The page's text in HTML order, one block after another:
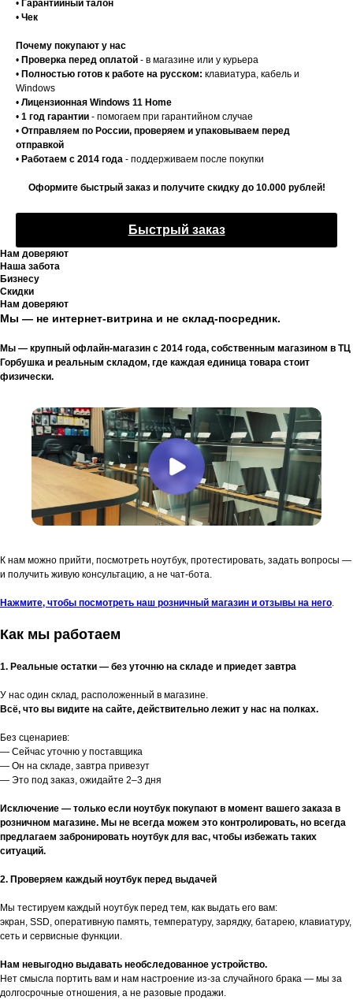
• Гарантийный талон
• Чек
Почему покупают у нас
• Проверка перед оплатой - в магазине или у курьера
• Полностью готов к работе на русском: клавиатура, кабель и
Windows
• Лицензионная Windows 11 Home
• 1 год гарантии - помогаем при гарантийном случае
• Отправляем по России, проверяем и упаковываем перед
отправкой
• Работаем с 2014 года - поддерживаем после покупки
Оформите быстрый заказ и получите скидку до 10.000 рублей!
Быстрый заказ
Нам доверяют
Наша забота
Бизнесу
Скидки
Нам доверяют
Мы — не интернет-витрина и не склад-посредник.
Мы — крупный офлайн-магазин с 2014 года, собственным магазином в ТЦ
Горбушка и реальным складом, где каждая единица товара стоит
физически.
К нам можно прийти, посмотреть ноутбук, протестировать, задать вопросы —
и получить живую консультацию, а не чат-бота.
Нажмите, чтобы посмотреть наш розничный магазин и отзывы на него.
Как мы работаем
1. Реальные остатки — без уточню на складе и приедет завтра
У нас один склад, расположенный в магазине.
Всё, что вы видите на сайте, действительно лежит у нас на полках.
Без сценариев:
— Сейчас уточню у поставщика
— Он на складе, завтра привезут
— Это под заказ, ожидайте 2–3 дня
Исключение — только если ноутбук покупают в момент вашего заказа в
розничном магазине. Мы не всегда можем это контролировать, но всегда
предлагаем забронировать ноутбук для вас, чтобы избежать таких
ситуаций.
2. Проверяем каждый ноутбук перед выдачей
Мы тестируем каждый ноутбук перед тем, как выдать его вам:
экран, SSD, оперативную память, температуру, зарядку, батарею, клавиатуру,
сеть и сервисные функции.
Нам невыгодно выдавать необследованное устройство.
Нет смысла портить вам и нам настроение из-за случайного брака — мы за
долгосрочные отношения, а не разовые продажи.